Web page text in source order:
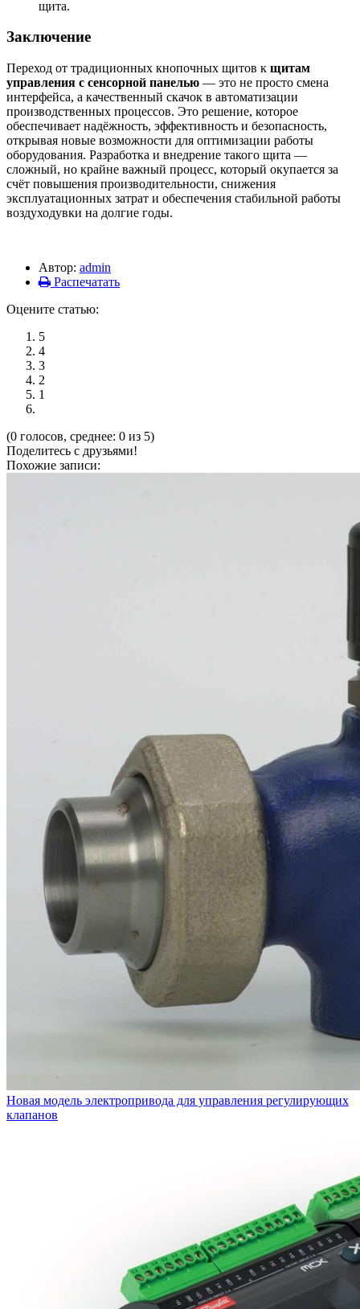
щита.
Заключение
Переход от традиционных кнопочных щитов к щитам
управления с сенсорной панелью — это не просто смена
интерфейса, а качественный скачок в автоматизации
производственных процессов. Это решение, которое
обеспечивает надёжность, эффективность и безопасность,
открывая новые возможности для оптимизации работы
оборудования. Разработка и внедрение такого щита —
сложный, но крайне важный процесс, который окупается за
счёт повышения производительности, снижения
эксплуатационных затрат и обеспечения стабильной работы
воздуходувки на долгие годы.
Автор: admin
Распечатать
Оцените статью:
5
4
3
2
1
(0 голосов, среднее: 0 из 5)
Поделитесь с друзьями!
Похожие записи:
Новая модель электропривода для управления регулирующих
клапанов